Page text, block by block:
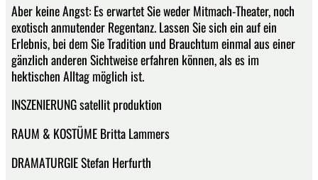
Aber keine Angst: Es erwartet Sie weder Mitmach-Theater, noch
exotisch anmutender Regentanz. Lassen Sie sich ein auf ein
Erlebnis, bei dem Sie Tradition und Brauchtum einmal aus einer
gänzlich anderen Sichtweise erfahren können, als es im
hektischen Alltag möglich ist.
INSZENIERUNG satellit produktion
RAUM & KOSTÜME Britta Lammers
DRAMATURGIE Stefan Herfurth